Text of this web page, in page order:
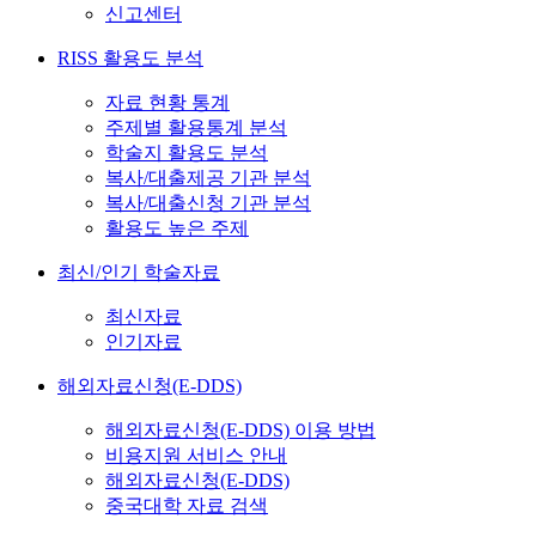
신고센터
RISS 활용도 분석
자료 현황 통계
주제별 활용통계 분석
학술지 활용도 분석
복사/대출제공 기관 분석
복사/대출신청 기관 분석
활용도 높은 주제
최신/인기 학술자료
최신자료
인기자료
해외자료신청(E-DDS)
해외자료신청(E-DDS) 이용 방법
비용지원 서비스 안내
해외자료신청(E-DDS)
중국대학 자료 검색